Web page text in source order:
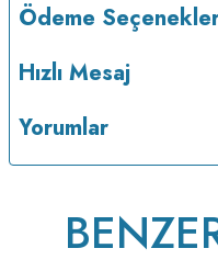
Ödeme
Hızlı Mesaj
Yorumlar